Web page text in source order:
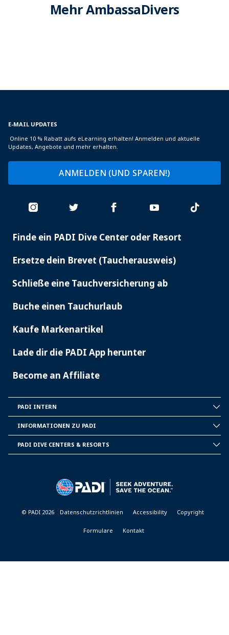
Mehr AmbassaDivers
E-MAIL UPDATES
Online 10 % Rabatt aufs eLearning erhalten! Anmelden und aktuelle
Updates, Angebote und mehr erhalten.
ANMELDEN (UND SPAREN!)
PADI
Finde ein PADI Dive Center oder Resort
Ersetze dein Brevet (Taucherausweis)
Schließe eine Tauchversicherung ab
Buche einen Tauchurlaub
Kaufe Markenartikel
Lade dir die PADI App herunter
Become an Affiliate
PADI
PADI INTERN
INFORMATION
INFORMATIONEN ZU PADI
PADI DIVE CENTERS & RESORTS
© PADI 2026 Datenschutzrichtlinien Accessibility Copyright
Formulare Kontakt